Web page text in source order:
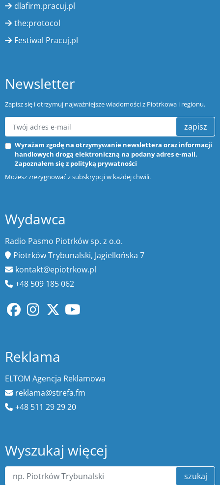
dlafirm.pracuj.pl
the:protocol
Festiwal Pracuj.pl
Newsletter
Zapisz się i otrzymuj najważniejsze wiadomości z Piotrkowa i regionu.
zapisz
Wyrażam zgodę na otrzymywanie newslettera oraz informacji
handlowych drogą elektroniczną na podany adres e-mail.
Zapoznałem się z polityką prywatności
Możesz zrezygnować z subskrypcji w każdej chwili.
Wydawca
Radio Pasmo Piotrków sp. z o.o.
Piotrków Trybunalski, Jagiellońska 7
kontakt@epiotrkow.pl
+48 509 185 062
Reklama
ELTOM Agencja Reklamowa
reklama@strefa.fm
+48 511 29 29 20
Wyszukaj więcej
szukaj